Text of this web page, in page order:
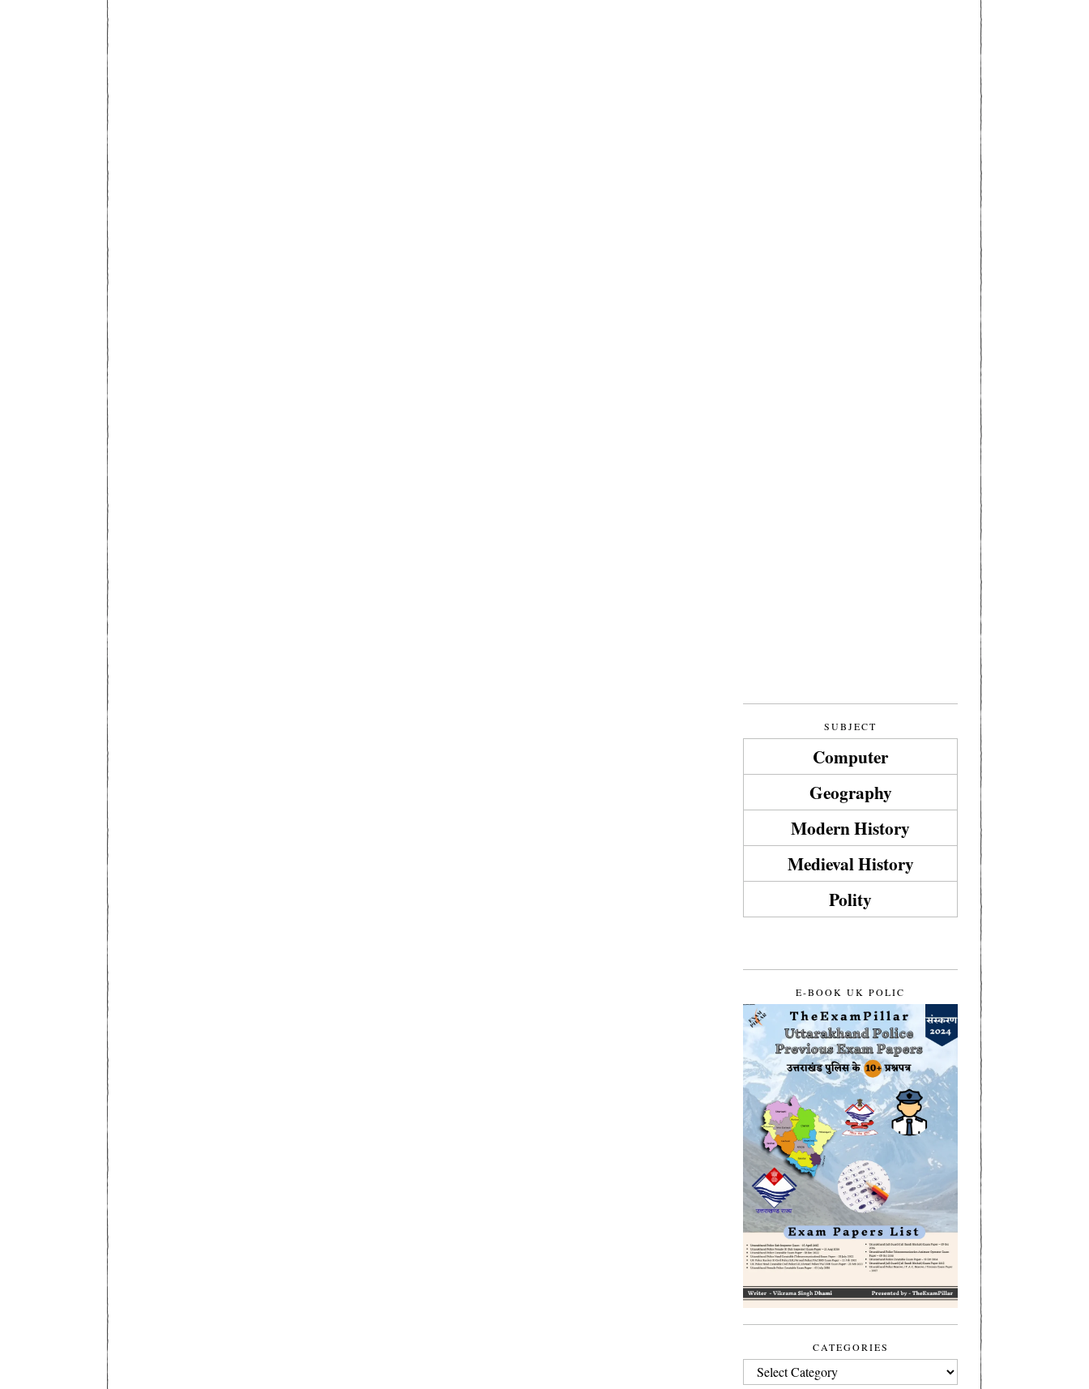
SUBJECT
Computer
Geography
Modern History
Medieval History
Polity
E-BOOK UK POLIC
CATEGORIES
CATEGORIES